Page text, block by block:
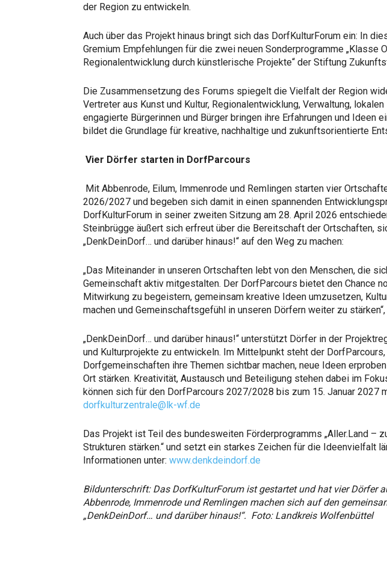
der Region zu entwickeln.
Auch über das Projekt hinaus bringt sich das DorfKulturForum ein: In
Gremium Empfehlungen für die zwei neuen Sonderprogramme „Klasse
Regionalentwicklung durch künstlerische Projekte“ der Stiftung
Die Zusammensetzung des Forums spiegelt die Vielfalt der Region
Vertreter aus Kunst und Kultur, Regionalentwicklung, Verwaltung,
engagierte Bürgerinnen und Bürger bringen ihre Erfahrungen und Ideen
bildet die Grundlage für kreative, nachhaltige und zukunftsorientierte
Vier Dörfer starten in DorfParcours
Mit Abbenrode, Eilum, Immenrode und Remlingen starten vier
2026/2027 und begeben sich damit in einen spannenden
DorfKulturForum in seiner zweiten Sitzung am 28. April 2026
Steinbrügge äußert sich erfreut über die Bereitschaft der Ortschaften,
„DenkDeinDorf… und darüber hinaus!“ auf den Weg zu machen:
„Das Miteinander in unseren Ortschaften lebt von den Menschen, die
Gemeinschaft aktiv mitgestalten. Der DorfParcours bietet den Chance
Mitwirkung zu begeistern, gemeinsam kreative Ideen umzusetzen,
machen und Gemeinschaftsgefühl in unseren Dörfern weiter zu
„DenkDeinDorf… und darüber hinaus!“ unterstützt Dörfer in der
und Kulturprojekte zu entwickeln. Im Mittelpunkt steht der
Dorfgemeinschaften ihre Themen sichtbar machen, neue Ideen
Ort stärken. Kreativität, Austausch und Beteiligung stehen dabei im
können sich für den DorfParcours 2027/2028 bis zum 15. Januar 2027
dorfkulturzentrale@lk-wf.de
Das Projekt ist Teil des bundesweiten Förderprogramms „Aller.Land –
Strukturen stärken.“ und setzt ein starkes Zeichen für die Ideenvielfalt
Informationen unter: www.denkdeindorf.de
Bildunterschrift: Das DorfKulturForum ist gestartet und hat vier Dörfer
Abbenrode, Immenrode und Remlingen machen sich auf den
„DenkDeinDorf… und darüber hinaus!“. Foto: Landkreis Wolfenbüttel